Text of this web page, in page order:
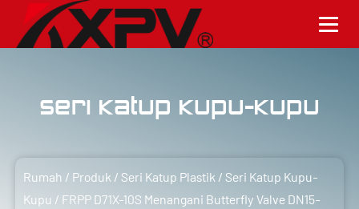
Seri Katup Kupu-Kupu
Rumah / Produk /Seri Katup Plastik /Seri Katup Kupu-
Kupu / FRPP D71X-10S Menangani Butterfly Valve DN15-